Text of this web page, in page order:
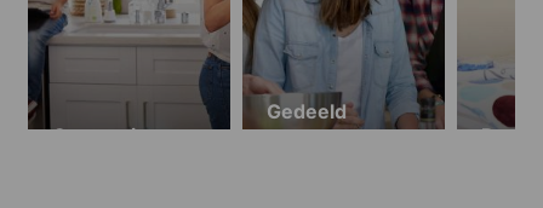
Gastgezin
Gedeeld
appartement